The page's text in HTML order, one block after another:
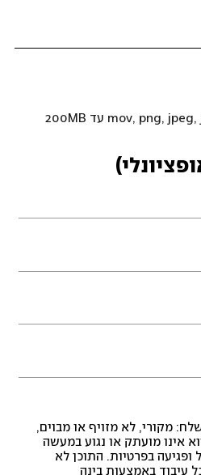
מקורי, לא מזויף או מבוים,
אינו מועתק או נגוע במעשה
ופגיעה בפרטיות. התוכן לא
עיבוד באמצעות בינה